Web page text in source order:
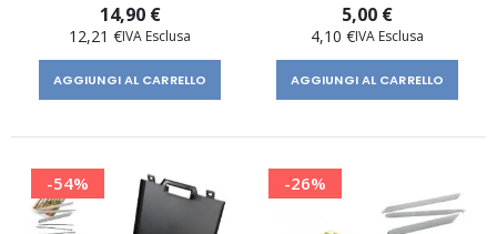
14,90 €
12,21 €
AGGIUNGI AL CARRELLO
5,00 €
4,10 €
AGGIUNGI AL CARRELLO
-54% -26%